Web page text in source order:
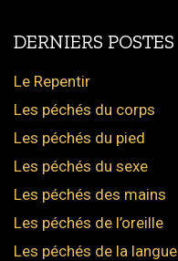
DERNIERS POSTES
Le Repentir
Les péchés du corps
Les péchés du pied
Les péchés du sexe
Les péchés des mains
Les péchés de l’oreille
Les péchés de la langue